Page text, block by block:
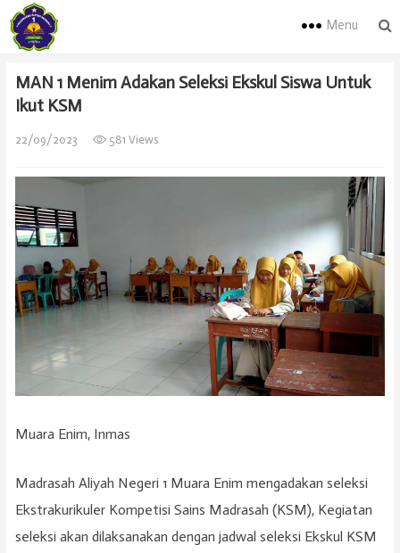
Menu
MAN 1 Menim Adakan Seleksi Ekskul Siswa Untuk
Ikut KSM
22/09/2023 581 Views
Muara Enim, Inmas
Madrasah Aliyah Negeri 1 Muara Enim mengadakan seleksi
Ekstrakurikuler Kompetisi Sains Madrasah (KSM), Kegiatan
seleksi akan dilaksanakan dengan jadwal seleksi Ekskul KSM